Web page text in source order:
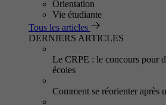
Orientation
Vie étudiante
Tous les articles
DERNIERS ARTICLES
Le CRPE : le concours pour
écoles
Comment se réorienter après